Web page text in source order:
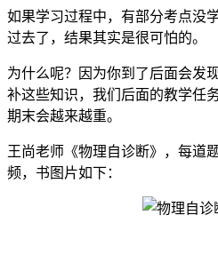
如果学习过程中，有部分考点没
过去了，结果其实是很可怕的。
为什么呢？因为你到了后面会发
补这些知识，我们后面的教学任
期末会越来越重。
王尚老师《物理自诊断》，每道
频，书图片如下：